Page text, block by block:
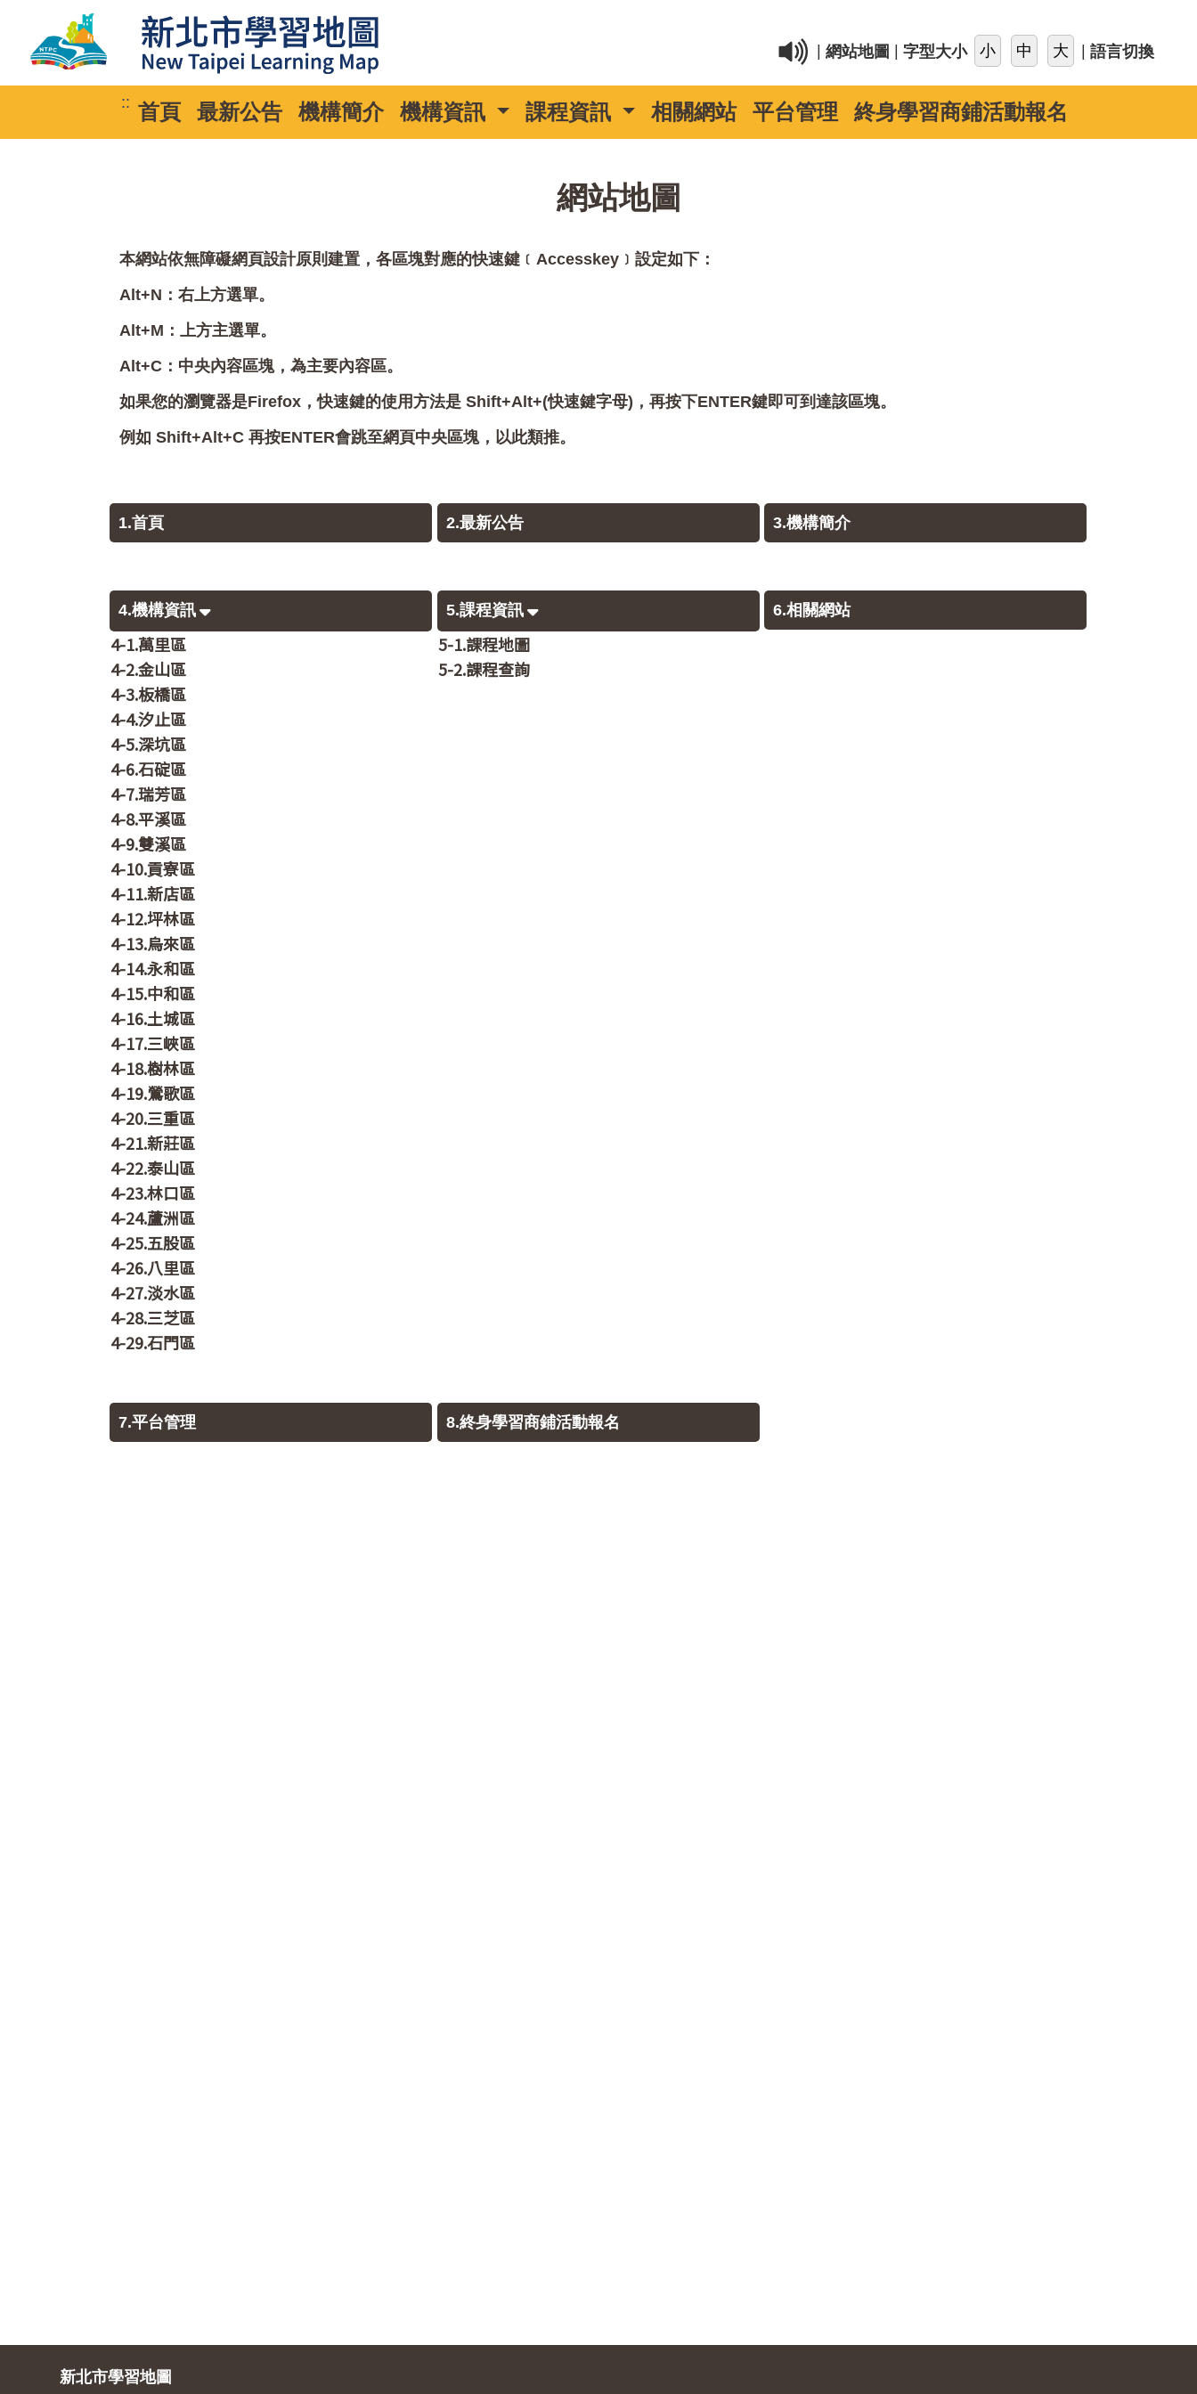
網站地圖 字型大小 語言切換
:: 首頁 最新公告 機構簡介 機構資訊 課程資訊 相關網站 平台管理 終身學習商鋪活動報名
網站地圖
本網站依無障礙網頁設計原則建置，各區塊對應的快速鍵﹝Accesskey﹞設定如下：
Alt+N：右上方選單。
Alt+M：上方主選單。
Alt+C：中央內容區塊，為主要內容區。
如果您的瀏覽器是Firefox，快速鍵的使用方法是 Shift+Alt+(快速鍵字母)，再按下ENTER鍵即可到達該區塊。
例如 Shift+Alt+C 再按ENTER會跳至網頁中央區塊，以此類推。
1.首頁 2.最新公告 3.機構簡介
4.機構資訊
4-1.萬里區
4-2.金山區
4-3.板橋區
4-4.汐止區
4-5.深坑區
4-6.石碇區
4-7.瑞芳區
4-8.平溪區
4-9.雙溪區
4-10.貢寮區
4-11.新店區
4-12.坪林區
4-13.烏來區
4-14.永和區
4-15.中和區
4-16.土城區
4-17.三峽區
4-18.樹林區
4-19.鶯歌區
4-20.三重區
4-21.新莊區
4-22.泰山區
4-23.林口區
4-24.蘆洲區
4-25.五股區
4-26.八里區
4-27.淡水區
4-28.三芝區
4-29.石門區
5.課程資訊
5-1.課程地圖
5-2.課程查詢
6.相關網站
7.平台管理 8.終身學習商鋪活動報名
新北市學習地圖